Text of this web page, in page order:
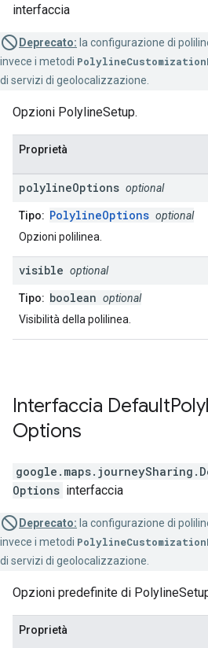
interfaccia
Deprecato: la configurazione di
invece i metodi
di servizi di geolocalizzazione.
Opzioni PolylineSetup.
Proprietà
polylineOptions optional
Tipo: PolylineOptions optional
Opzioni polilinea.
visible optional
Tipo: boolean optional
Visibilità della polilinea.
Interfaccia Default
Options
google.maps.journeySharing .
Options interfaccia
Deprecato: la configurazione di
invece i metodi
di servizi di geolocalizzazione.
Opzioni predefinite di
Proprietà